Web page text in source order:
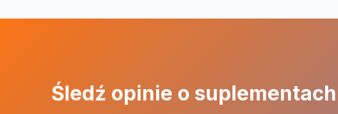
Śledź opinie o suplementach